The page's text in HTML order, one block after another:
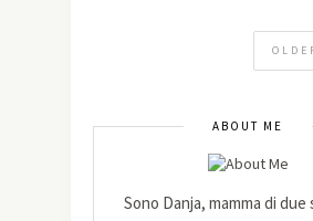
ABOUT ME
Sono Danja, mamma di due